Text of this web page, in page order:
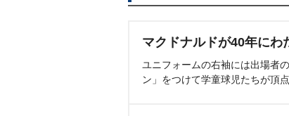
マクドナルドが40年にわ
ユニフォームの右袖には出場者
ン」をつけて学童球児たちが頂